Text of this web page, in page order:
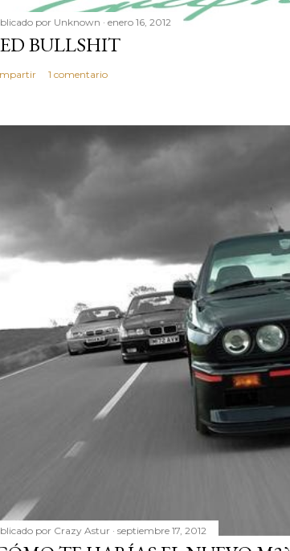
por Unknown enero 16, 2012
BULLSHIT
1 comentario
por Crazy Astur septiembre 17, 2012